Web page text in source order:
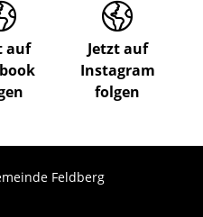
auf
Jetzt auf
Instagram
folgen
Feldberg